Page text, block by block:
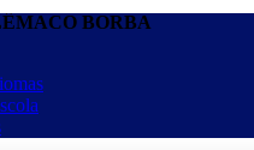
BORBA